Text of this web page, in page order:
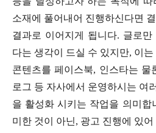
소재에 풀어내어 진행하신다면
결과로 이어지게 됩니다. 글로
다는 생각이 드실 수 있지만, 이
콘텐츠를 페이스북, 인스타는 물
로그 등 자사에서 운영하시는 여
을 활성화 시키는 작업을 의미합
미한 것이 아닌, 광고 진행에 있